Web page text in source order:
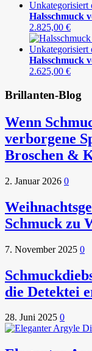
Halsschmuck
2.825,00 €
Halsschmuck
2.625,00 €
Brillanten-Blog
Wenn
verborgene
Broschen &
2. Januar 2026 0
Schmuck zu
7. November 2025 0
die Detektei
28. Juni 2025 0